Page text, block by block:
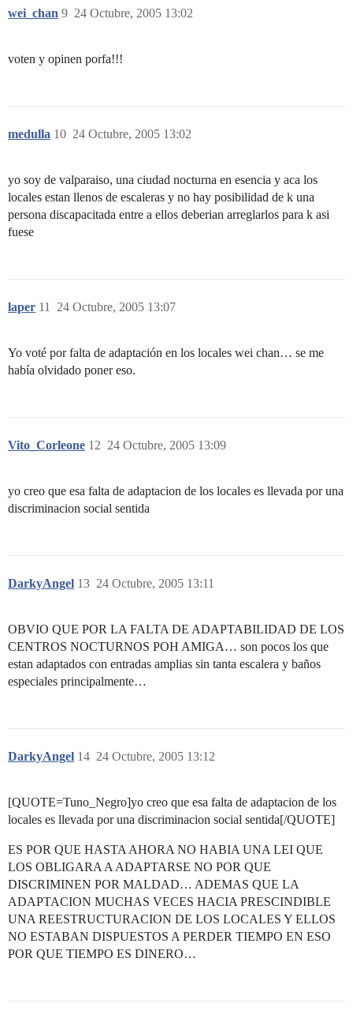
wei_chan 24 Octubre, 2005 13:02
9
voten y opinen porfa!!!
medulla 24 Octubre, 2005 13:02
10
yo soy de valparaiso, una ciudad nocturna en esencia y aca los
locales estan llenos de escaleras y no hay posibilidad de k una
persona discapacitada entre a ellos deberian arreglarlos para k asi
fuese
laper 24 Octubre, 2005 13:07
11
Yo voté por falta de adaptación en los locales wei chan… se me
había olvidado poner eso.
Vito_Corleone 24 Octubre, 2005 13:09
12
yo creo que esa falta de adaptacion de los locales es llevada por una
discriminacion social sentida
DarkyAngel 24 Octubre, 2005 13:11
13
OBVIO QUE POR LA FALTA DE ADAPTABILIDAD DE LOS
CENTROS NOCTURNOS POH AMIGA… son pocos los que
estan adaptados con entradas amplias sin tanta escalera y baños
especiales principalmente…
DarkyAngel 24 Octubre, 2005 13:12
14
[QUOTE=Tuno_Negro]yo creo que esa falta de adaptacion de los
locales es llevada por una discriminacion social sentida[/QUOTE]
ES POR QUE HASTA AHORA NO HABIA UNA LEI QUE
LOS OBLIGARA A ADAPTARSE NO POR QUE
DISCRIMINEN POR MALDAD… ADEMAS QUE LA
ADAPTACION MUCHAS VECES HACIA PRESCINDIBLE
UNA REESTRUCTURACION DE LOS LOCALES Y ELLOS
NO ESTABAN DISPUESTOS A PERDER TIEMPO EN ESO
POR QUE TIEMPO ES DINERO…